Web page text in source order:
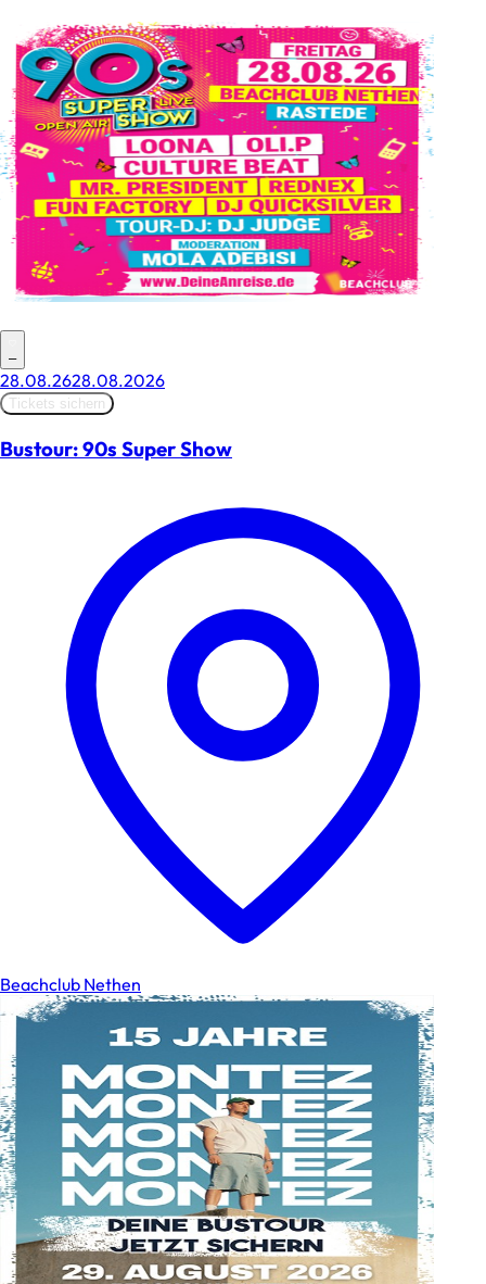
–
28.08.2628.08.2026
Tickets sichern
Bustour: 90s Super Show
Beachclub Nethen